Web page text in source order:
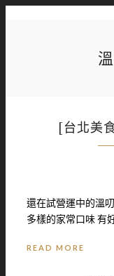
[台北美
還在試營運中的溫
多樣的家常口味 有
READ MORE